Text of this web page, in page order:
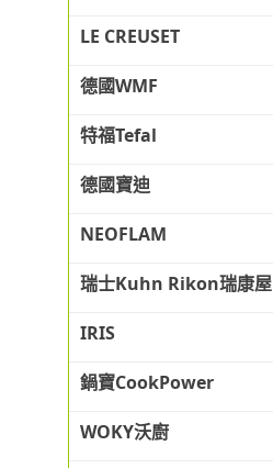
LE CREUSET
德國WMF
特福Tefal
德國寶迪
NEOFLAM
瑞士Kuhn Rikon瑞康屋
IRIS
鍋寶CookPower
WOKY沃廚